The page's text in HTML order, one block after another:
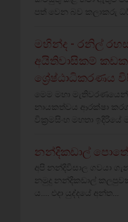
පත් වෙන බව කලාකරු
මහින්ද - රනිල්
අයිතිවාසිකම්
ශ්‍රේෂ්ඨාධිකරණය
මෙම මහා
නායකත්වය ආරක්ෂා
වික්‍රමසිංහ මහතා ඉදිරියේ
නන්දිකඩාල්
අපි නන්දිවිසාල ගවයා
නමුදු නන්දිකඩාල්
ය.... එදා යුද්දයේ අන්ත...